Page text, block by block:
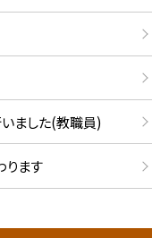
ました(教職員)
ます